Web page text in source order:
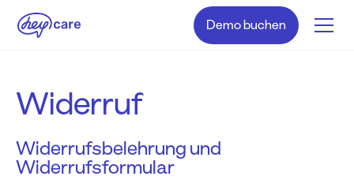
Demo buchen
Widerruf
Widerrufsbelehrung und
Widerrufsformular